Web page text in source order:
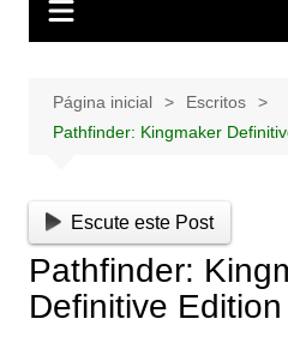
Página inicial
Escritos
Pathfinder: Kingmaker
Escute este Post
Pathfinder:
Definitive